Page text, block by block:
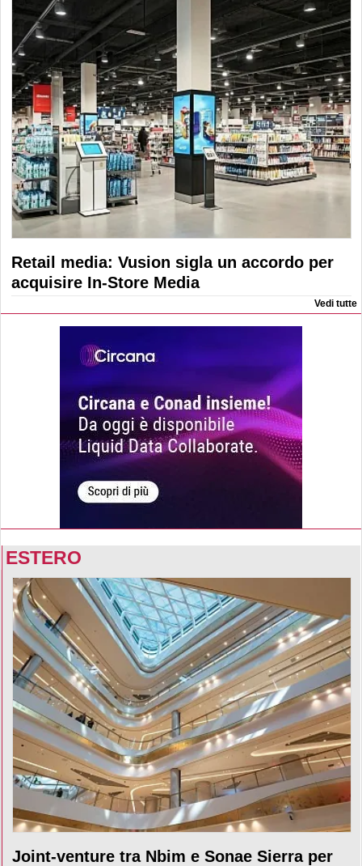
Retail media: Vusion sigla un accordo per
acquisire In-Store Media
Vedi tutte
ESTERO
Joint-venture tra Nbim e Sonae Sierra per